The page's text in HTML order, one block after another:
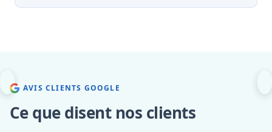
AVIS CLIENTS GOOGLE
Ce que disent nos clients